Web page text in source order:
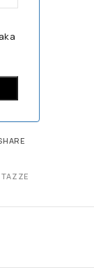
TAZZE